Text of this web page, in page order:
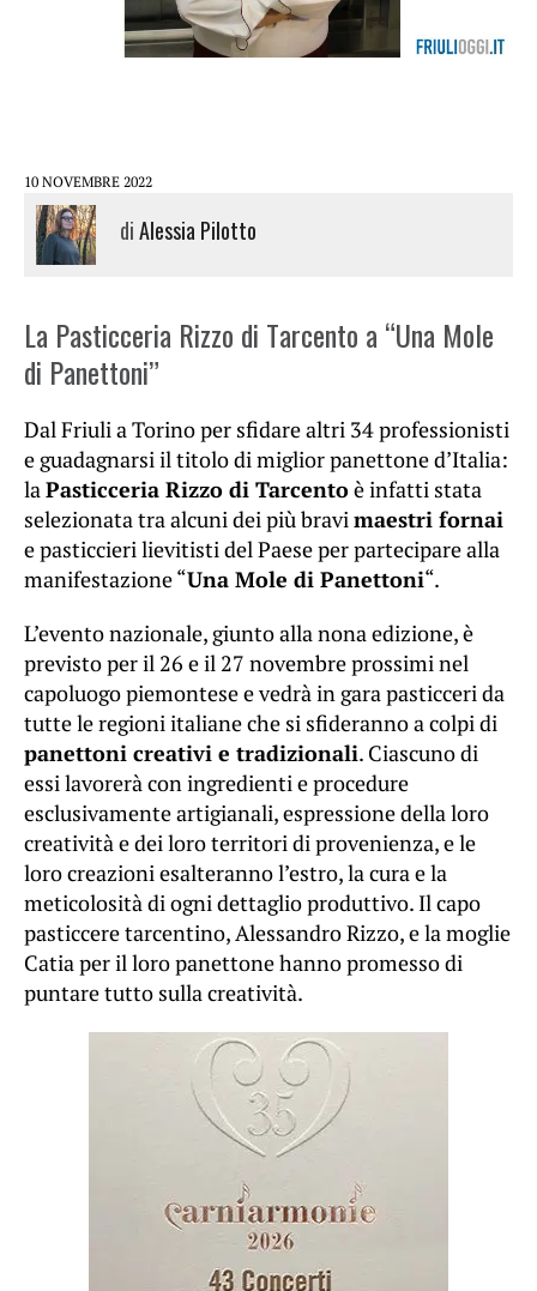
10 NOVEMBRE 2022
diAlessia Pilotto
La Pasticceria Rizzo di Tarcento a “Una Mole
di Panettoni”
Dal Friuli a Torino per sfidare altri 34 professionisti
e guadagnarsi il titolo di miglior panettone d’Italia:
laPasticceria Rizzo di Tarcentoè infatti stata
selezionata tra alcuni dei più bravimaestri fornai
e pasticcieri lievitisti del Paese per partecipare alla
manifestazione “Una Mole di Panettoni“.
L’evento nazionale, giunto alla nona edizione, è
previsto per il 26 e il 27 novembre prossimi nel
capoluogo piemontese e vedrà in gara pasticceri da
tutte le regioni italiane che si sfideranno a colpi di
panettoni creativi e tradizionali. Ciascuno di
essi lavorerà con ingredienti e procedure
esclusivamente artigianali, espressione della loro
creatività e dei loro territori di provenienza, e le
loro creazioni esalteranno l’estro, la cura e la
meticolosità di ogni dettaglio produttivo. Il capo
pasticcere tarcentino, Alessandro Rizzo, e la moglie
Catia per il loro panettone hanno promesso di
puntare tutto sulla creatività.